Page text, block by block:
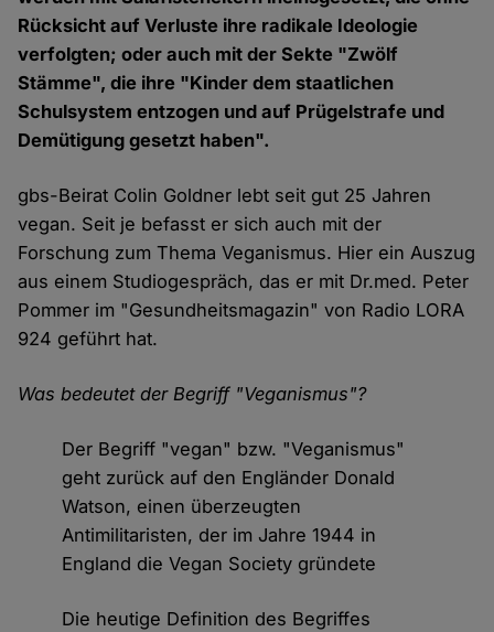
Rücksicht auf Verluste ihre radikale Ideologie
verfolgten; oder auch mit der Sekte "Zwölf
Stämme", die ihre "Kinder dem staatlichen
Schulsystem entzogen und auf Prügelstrafe und
Demütigung gesetzt haben".
gbs-Beirat Colin Goldner lebt seit gut 25 Jahren
vegan. Seit je befasst er sich auch mit der
Forschung zum Thema Veganismus. Hier ein Auszug
aus einem Studiogespräch, das er mit Dr.med. Peter
Pommer im "Gesundheitsmagazin" von Radio LORA
924 geführt hat.
Was bedeutet der Begriff "Veganismus"?
Der Begriff "vegan" bzw. "Veganismus"
geht zurück auf den Engländer Donald
Watson, einen überzeugten
Antimilitaristen, der im Jahre 1944 in
England die Vegan Society gründete
Die heutige Definition des Begriffes